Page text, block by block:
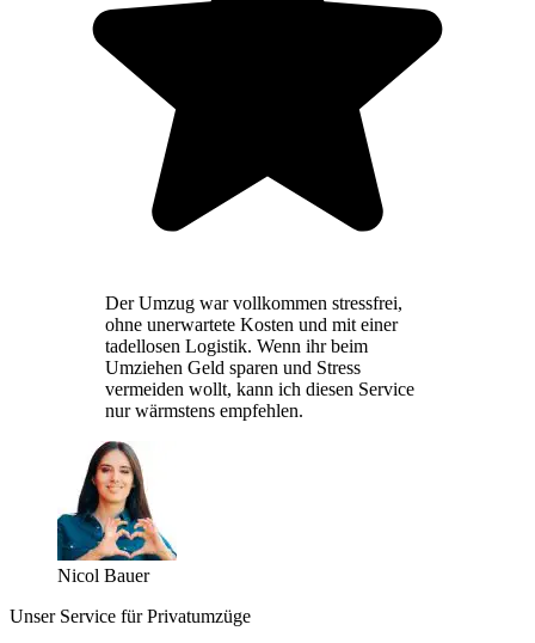
Der Umzug war vollkommen stressfrei,
ohne unerwartete Kosten und mit einer
tadellosen Logistik. Wenn ihr beim
Umziehen Geld sparen und Stress
vermeiden wollt, kann ich diesen Service
nur wärmstens empfehlen.
Nicol Bauer
Unser Service für Privatumzüge